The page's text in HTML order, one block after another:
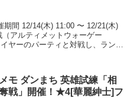
ヤーのパーティと対戦し、ランキ
モ ダンまち 英雄試練「相
戦」開催！★4[華麗紳士]フ